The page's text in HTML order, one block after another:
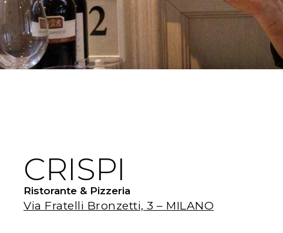
CRISPI
Ristorante & Pizzeria
Via Fratelli Bronzetti, 3 – MILANO